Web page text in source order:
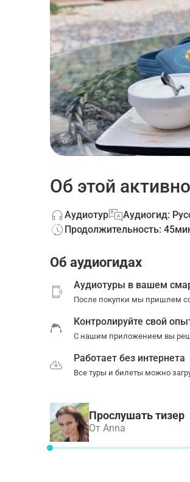
Об этой
Аудиотур Аудиогид:
Продолжительность:
Об аудиогидах
Аудиотуры в вашем
После покупки мы пришлем
Контролируйте свой
С нашим приложением вы
Работает без интернета
Все туры и билеты можно
Прослушать тизер
От Anna